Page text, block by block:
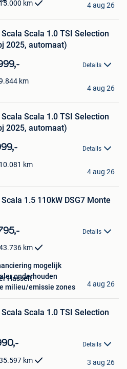
km 4 aug 26
Scala 1.0 TSI Selection
2025, automaat)
Details
km
4 aug 26
Scala 1.0 TSI Selection
2025, automaat)
Details
10.081 km
4 aug 26
1.5 110kW DSG7 Monte
Details
km
mogelijk
onderhouden
milieu/emissie zones
Hasselt
4 aug 26
Scala 1.0 TSI Selection
Details
km 3 aug 26